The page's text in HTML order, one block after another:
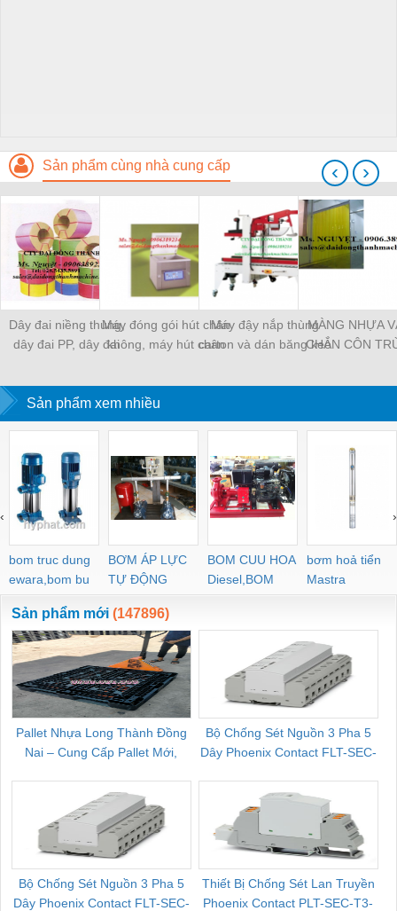
Sản phẩm cùng nhà cung cấp
Dây đai niềng thùng,
dây đai PP, dây đai
Máy đóng gói hút chân
không, máy hút chân
Máy đậy nắp thùng
carton và dán băng keo
MÀNG NHỰA
CHẮN CÔN
KHO LẠNH,
‹ ›
Sản phẩm xem nhiều
bom truc dung
ewara,bom bu
ewara
BƠM ÁP LỰC
TỰ ĐỘNG
BOM CUU HOA
Diesel,BOM
CHUA CHAY
bơm hoả tiển
Mastra
‹ ›
Sản phẩm mới (147896)
Pallet Nhựa Long Thành Đồng
Nai – Cung Cấp Pallet Mới,
Bộ Chống Sét Nguồn 3 Pha 5
Dây Phoenix Contact FLT-SEC-
Bộ Chống Sét Nguồn 3 Pha 5
Dây Phoenix Contact FLT-SEC-
Thiết Bị Chống Sét Lan Truyền
Phoenix Contact PLT-SEC-T3-